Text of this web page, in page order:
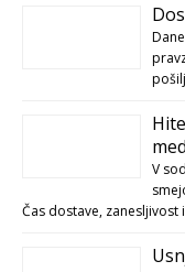
V
Čas dostave, zanesljivost